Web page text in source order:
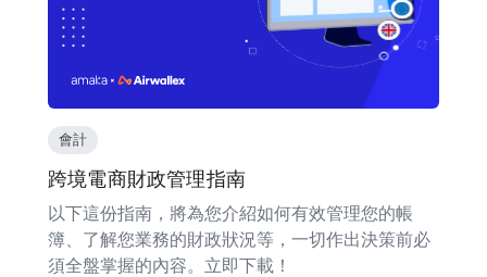
會計
跨境電商財政管理指南
以下這份指南，將為您介紹如何有效管理您的帳
簿、了解您業務的財政狀況等，一切作出決策前必
須全盤掌握的內容。立即下載！